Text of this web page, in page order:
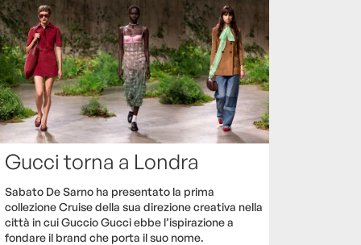
Gucci torna a Londra
Sabato De Sarno ha presentato la prima
collezione Cruise della sua direzione creativa nella
città in cui Guccio Gucci ebbe l’ispirazione a
fondare il brand che porta il suo nome.